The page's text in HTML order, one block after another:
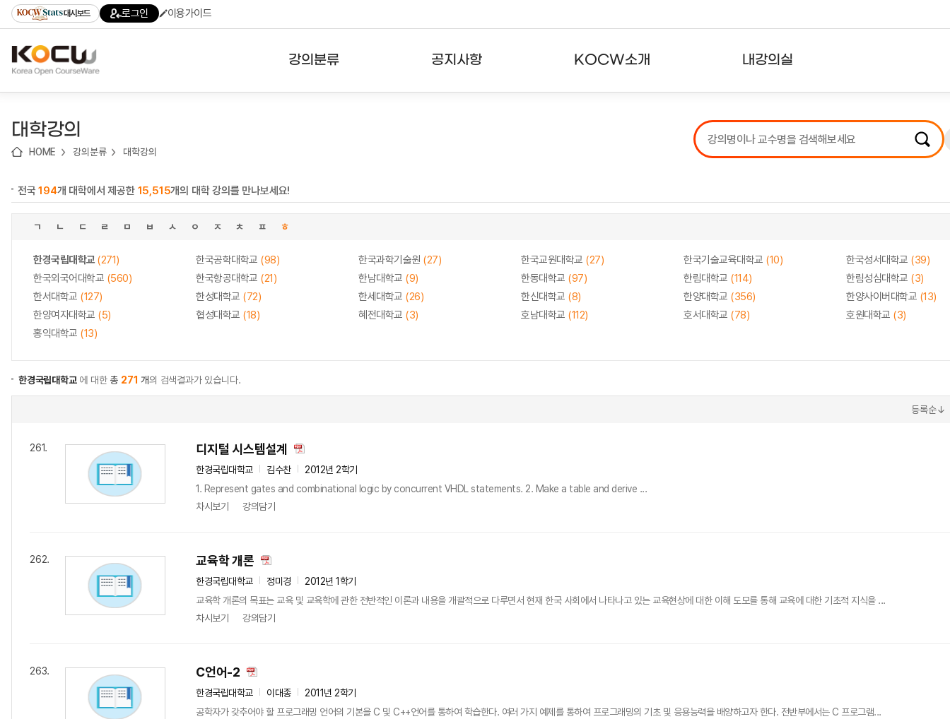
기
기
기
content)
가
대시보드 로그인 이용가이드
강의분류 공지사항 KOCW소개 내강의실
강의리스트
수강확인증강의
대학강의
HOME 강의분류 대학강의
전국194개 대학에서 제공한 15,515개의 대학 강의를 만나보세요!
ㄱ ㄴ ㄷ ㄹ ㅁ ㅂ ㅅ ㅇ ㅈ ㅊ ㅍ ㅎ
한경국립대학교(271) 한국공학대학교 (98) 한국과학기술원 (27) 한국교원대학교 (27) 한국기술교육대학교 (10) 한국성서대학교 (39)
한국외국어대학교 (560) 한국항공대학교 (21) 한남대학교 (9) 한동대학교 (97) 한림대학교 (114) 한림성심대학교 (3)
한서대학교 (127) 한성대학교 (72) 한세대학교 (26) 한신대학교 (8) 한양대학교 (356) 한양사이버대학교 (13)
한양여자대학교 (5) 협성대학교 (18) 혜전대학교 (3) 호남대학교 (112) 호서대학교 (78) 호원대학교 (3)
홍익대학교 (13)
한경국립대학교에 대한총 271 개의 검색결과가 있습니다.
등록순↓
261. 디지털 시스템설계
한경국립대학교 김수찬
2012년 2학기
1. Represent gates and combinational logic by concurrent VHDL statements. 2. Make a table and derive ...
차시보기
강의담기
262. 교육학 개론
한경국립대학교 정미경
2012년 1학기
교육학 개론의 목표는 교육 및 교육학에 관한 전반적인 이론과 내용을 개괄적으로 다루면서 현재 한국 사회에서 나타나고 있는 교육현상에 대한 이해 도모를 통해 교육에 대한 기초적 지식을 ...
차시보기
강의담기
263. C언어-2
한경국립대학교 이대종
2011년 2학기
공학자가 갖추어야 할 프로그래밍 언어의 기본을 C 및 C++언어를 통하여 학습한다. 여러 가지 예제를 통하여 프로그래밍의 기초 및 응용능력을 배양하고자 한다. 전반부에서는 C 프로그램...